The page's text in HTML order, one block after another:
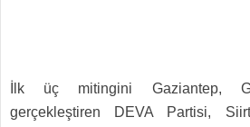
İlk üç mitingini Gaziantep,
gerçekleştiren DEVA Partisi,